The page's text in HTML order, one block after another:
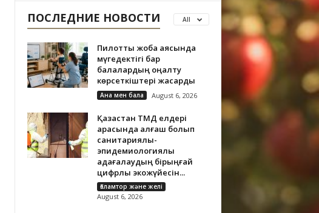
ПОСЛЕДНИЕ НОВОСТИ All
Пилоттық жоба аясында
мүгедектігі бар
балалардың оңалту
көрсеткіштері жақсарды
Ана мен бала August 6, 2026
Қазақстан ТМД елдері
арасында алғаш болып
санитариялық-
эпидемиологиялық
қадағалаудың бірыңғай
цифрлық экожүйесін...
Ғаламтор және желі
August 6, 2026